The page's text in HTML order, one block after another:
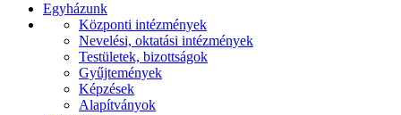
Egyházunk
Központi intézmények
Nevelési, oktatási intézmények
Testületek, bizottságok
Gyűjtemények
Képzések
Alapítványok